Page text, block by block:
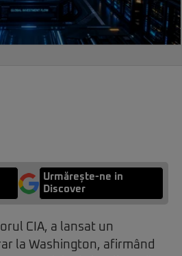
Urmărește-ne in
Discover
CIA, a lansat un
la Washington, afirmând